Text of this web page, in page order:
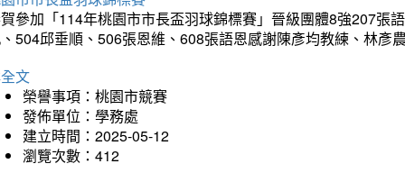
參加「114年桃園市市長盃羽球錦標賽」晉級團體8強207張
504邱垂順、506張恩維、608張語恩感謝陳彥均教練、林彥
文
榮譽事項：桃園市競賽
發佈單位：學務處
建立時間：2025-05-12
瀏覽次數：412